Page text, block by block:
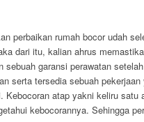
perbaikan rumah bocor udah
dari itu, kalian ahrus
sebuah garansi perawatan
serta tersedia sebuah
Kebocoran atap yakni keliru
kebocorannya. Sehingga